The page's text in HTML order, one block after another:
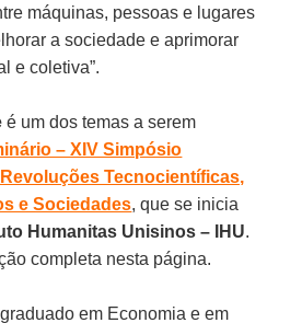
máquinas, pessoas e lugares
a sociedade e aprimorar
e coletiva”.
é um dos temas a serem
– XIV Simpósio
Tecnocientíficas,
e Sociedades, que se inicia
Humanitas Unisinos – IHU.
completa nesta página.
em Economia e em